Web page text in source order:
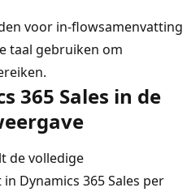
voor in-flowsamenvatting
taal gebruiken om
365 Sales in de
de volledige
Dynamics 365 Sales per